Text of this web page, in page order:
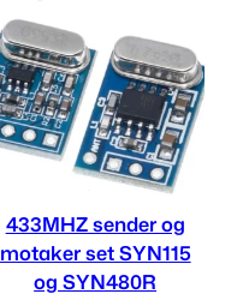
433MHZ sender og
motaker set SYN115
og SYN480R